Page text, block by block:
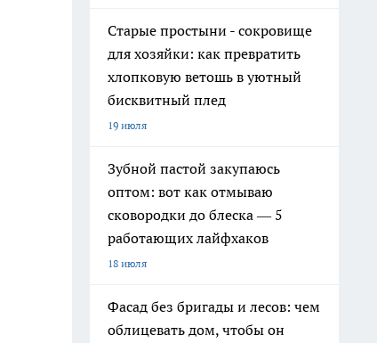
Старые простыни - сокровище
для хозяйки: как превратить
хлопковую ветошь в уютный
бисквитный плед
19 июля
Зубной пастой закупаюсь
оптом: вот как отмываю
сковородки до блеска — 5
работающих лайфхаков
18 июля
Фасад без бригады и лесов: чем
облицевать дом, чтобы он